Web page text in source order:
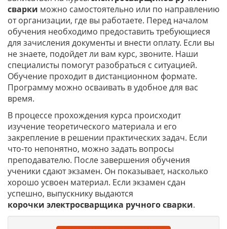
сварки можно самостоятельно или по направлению
от организации, где вы работаете. Перед началом
обучения необходимо предоставить требующиеся
для зачисления документы и внести оплату. Если вы
не знаете, подойдет ли вам курс, звоните. Наши
специалисты помогут разобраться с ситуацией.
Обучение проходит в дистанционном формате.
Программу можно осваивать в удобное для вас
время.
В процессе прохождения курса происходит
изучение теоретического материала и его
закрепление в решении практических задач. Если
что-то непонятно, можно задать вопросы
преподавателю. После завершения обучения
ученики сдают экзамен. Он показывает, насколько
хорошо усвоен материал. Если экзамен сдан
успешно, выпускнику выдаются
корочки электросварщика ручного сварки.